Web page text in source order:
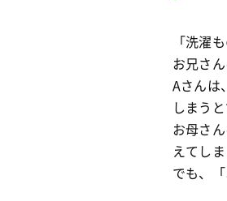
「洗濯
お兄さ
Aさんは
しまう
お母さ
えてし
でも、